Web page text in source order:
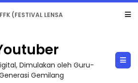
TAHUN 6 OLEH CIKGU ANITA #ALLINONE #141 #...
Dimulakan oleh Guru-
Gemilang